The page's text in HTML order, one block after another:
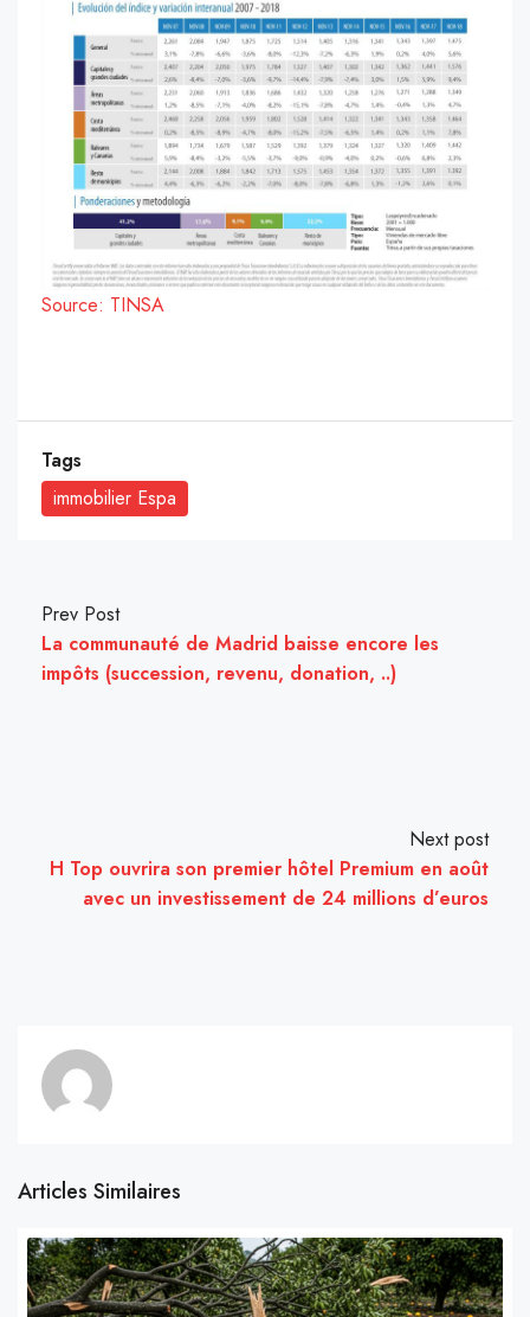
Source: TINSA
Tags
immobilier Espa
Prev Post
La communauté de Madrid baisse encore les
impôts (succession, revenu, donation, ..)
Next post
H Top ouvrira son premier hôtel Premium en août
avec un investissement de 24 millions d’euros
Articles Similaires